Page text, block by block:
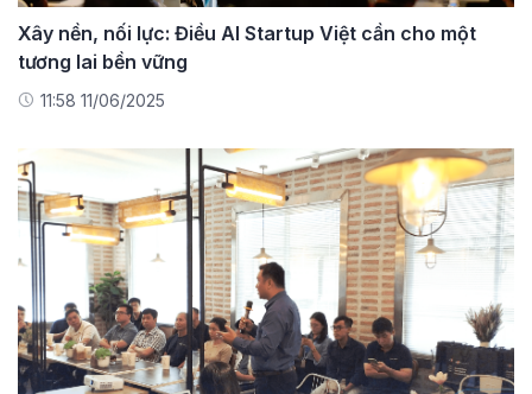
Xây nền, nối lực: Điều AI Startup Việt cần cho một
tương lai bền vững
11:58 11/06/2025